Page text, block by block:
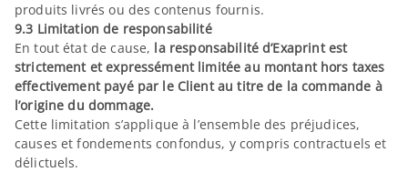
produits livrés ou des contenus fournis.
9.3 Limitation de responsabilité
En tout état de cause, la responsabilité d’Exaprint est
strictement et expressément limitée au montant hors taxes
effectivement payé par le Client au titre de la commande à
l’origine du dommage.
Cette limitation s’applique à l’ensemble des préjudices,
causes et fondements confondus, y compris contractuels et
délictuels.